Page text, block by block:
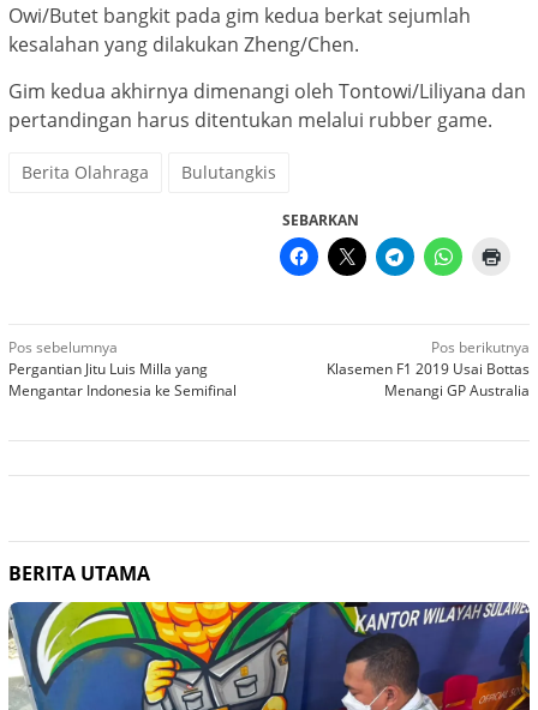
Owi/Butet bangkit pada gim kedua berkat sejumlah
kesalahan yang dilakukan Zheng/Chen.
Gim kedua akhirnya dimenangi oleh Tontowi/Liliyana dan
pertandingan harus ditentukan melalui rubber game.
Berita Olahraga Bulutangkis
SEBARKAN
Navigasi
pos
Pos sebelumnya
Pergantian Jitu Luis Milla yang
Mengantar Indonesia ke Semifinal
Pos berikutnya
Klasemen F1 2019 Usai Bottas
Menangi GP Australia
BERITA UTAMA